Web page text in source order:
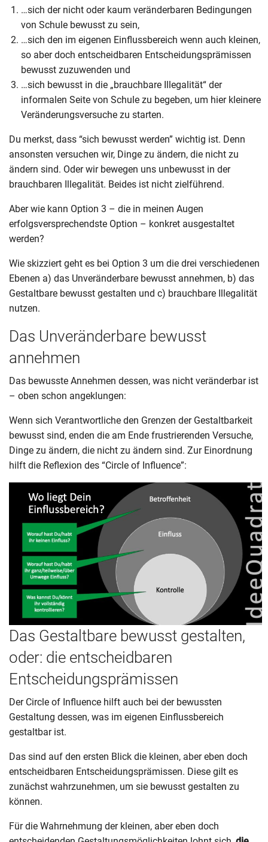
…sich der nicht oder kaum veränderbaren Bedingungen
von Schule bewusst zu sein,
…sich den im eigenen Einflussbereich wenn auch kleinen,
so aber doch entscheidbaren Entscheidungsprämissen
bewusst zuzuwenden und
…sich bewusst in die „brauchbare Illegalität“ der
informalen Seite von Schule zu begeben, um hier kleinere
Veränderungsversuche zu starten.
Du merkst, dass “sich bewusst werden” wichtig ist. Denn
ansonsten versuchen wir, Dinge zu ändern, die nicht zu
ändern sind. Oder wir bewegen uns unbewusst in der
brauchbaren Illegalität. Beides ist nicht zielführend.
Aber wie kann Option 3 – die in meinen Augen
erfolgsversprechendste Option – konkret ausgestaltet
werden?
Wie skizziert geht es bei Option 3 um die drei verschiedenen
Ebenen a) das Unveränderbare bewusst annehmen, b) das
Gestaltbare bewusst gestalten und c) brauchbare Illegalität
nutzen.
Das Unveränderbare bewusst
annehmen
Das bewusste Annehmen dessen, was nicht veränderbar ist
– oben schon angeklungen:
Wenn sich Verantwortliche den Grenzen der Gestaltbarkeit
bewusst sind, enden die am Ende frustrierenden Versuche,
Dinge zu ändern, die nicht zu ändern sind. Zur Einordnung
hilft die Reflexion des “Circle of Influence”:
Das Gestaltbare bewusst gestalten,
oder: die entscheidbaren
Entscheidungsprämissen
Der Circle of Influence hilft auch bei der bewussten
Gestaltung dessen, was im eigenen Einflussbereich
gestaltbar ist.
Das sind auf den ersten Blick die kleinen, aber eben doch
entscheidbaren Entscheidungsprämissen. Diese gilt es
zunächst wahrzunehmen, um sie bewusst gestalten zu
können.
Für die Wahrnehmung der kleinen, aber eben doch